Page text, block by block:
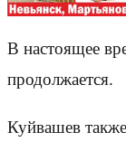
В настоящее
продолжается.
Куйвашев